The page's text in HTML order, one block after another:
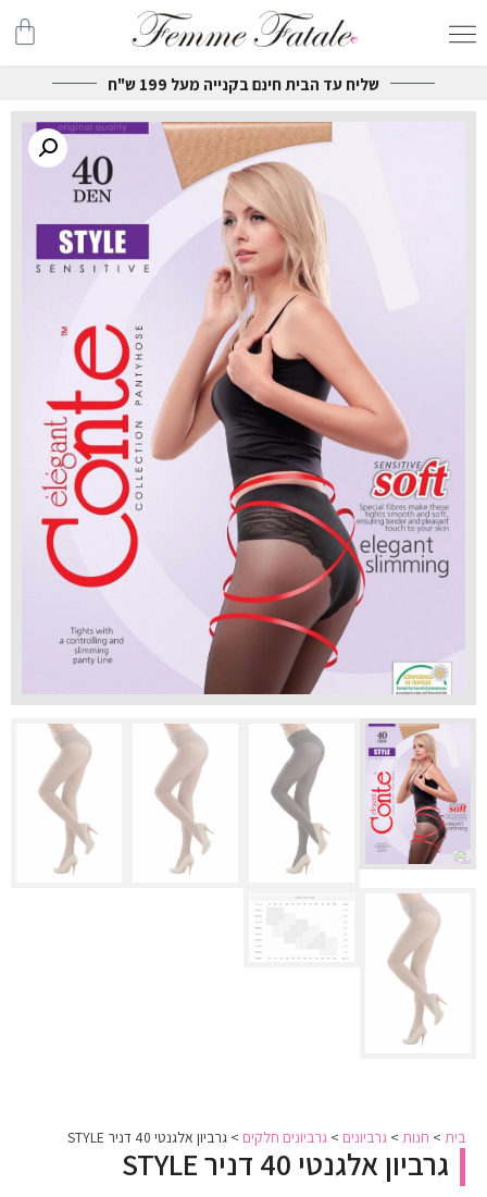
שליח עד הבית חינם בקנייה מעל 199 ש"ח
בית > חנות > גרביונים > גרביונים חלקים > גרביון אלגנטי 40 דניר STYLE
גרביון אלגנטי 40 דניר STYLE